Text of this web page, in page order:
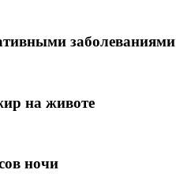
заболеваниями
на животе
ночи